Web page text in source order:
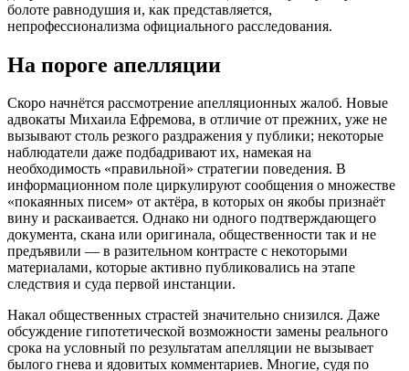
болоте равнодушия и, как представляется,
непрофессионализма официального расследования.
На пороге апелляции
Скоро начнётся рассмотрение апелляционных жалоб. Новые
адвокаты Михаила Ефремова, в отличие от прежних, уже не
вызывают столь резкого раздражения у публики; некоторые
наблюдатели даже подбадривают их, намекая на
необходимость «правильной» стратегии поведения. В
информационном поле циркулируют сообщения о множестве
«покаянных писем» от актёра, в которых он якобы признаёт
вину и раскаивается. Однако ни одного подтверждающего
документа, скана или оригинала, общественности так и не
предъявили — в разительном контрасте с некоторыми
материалами, которые активно публиковались на этапе
следствия и суда первой инстанции.
Накал общественных страстей значительно снизился. Даже
обсуждение гипотетической возможности замены реального
срока на условный по результатам апелляции не вызывает
былого гнева и ядовитых комментариев. Многие, судя по